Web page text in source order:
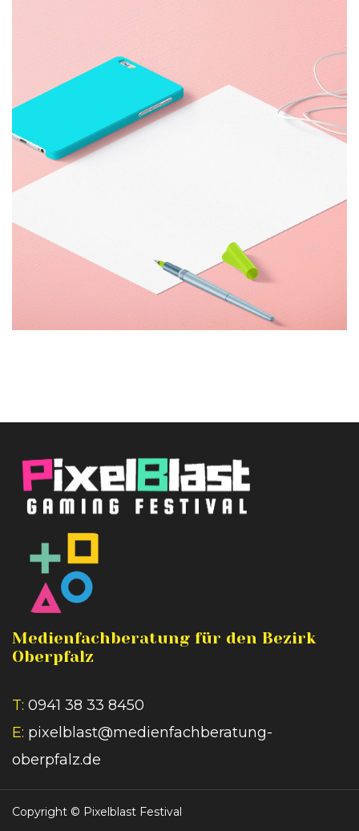
Medienfachberatung für den Bezirk
Oberpfalz
T: 0941 38 33 8450
E: pixelblast@medienfachberatung-
oberpfalz.de
Copyright © Pixelblast Festival